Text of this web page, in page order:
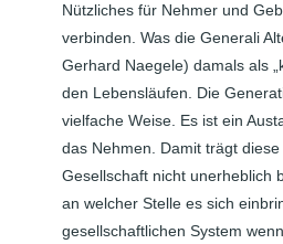
Nützliches für Nehmer und
verbinden. Was die Generali
Gerhard Naegele) damals als
den Lebensläufen. Die
vielfache Weise. Es ist ein
das Nehmen. Damit trägt
Gesellschaft nicht unerheblich
an welcher Stelle es sich
gesellschaftlichen System